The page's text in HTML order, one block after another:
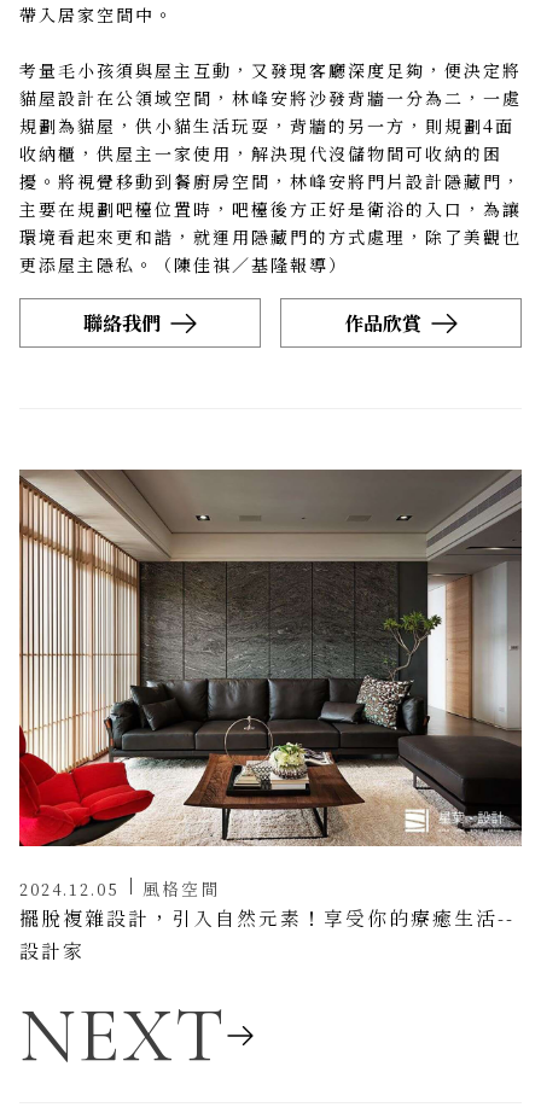
帶入居家空間中。
考量毛小孩須與屋主互動，又發現客廳深度足夠，便決定將
貓屋設計在公領域空間，林峰安將沙發背牆一分為二，一處
規劃為貓屋，供小貓生活玩耍，背牆的另一方，則規劃4面
收納櫃，供屋主一家使用，解決現代沒儲物間可收納的困
擾。將視覺移動到餐廚房空間，林峰安將門片設計隱藏門，
主要在規劃吧檯位置時，吧檯後方正好是衛浴的入口，為讓
環境看起來更和諧，就運用隱藏門的方式處理，除了美觀也
更添屋主隱私。（陳佳祺／基隆報導）
聯絡我們 作品欣賞
2024.12.05 風格空間
擺脫複雜設計，引入自然元素！享受你的療癒生活--
設計家
NEXT